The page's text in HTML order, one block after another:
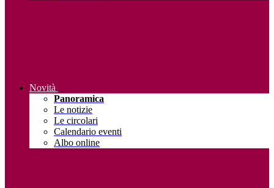
Novità
Panoramica
Le notizie
Le circolari
Calendario eventi
Albo online